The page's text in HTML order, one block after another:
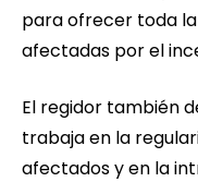
para ofrecer toda
afectadas por el
El regidor también
trabaja en la
afectados y en la